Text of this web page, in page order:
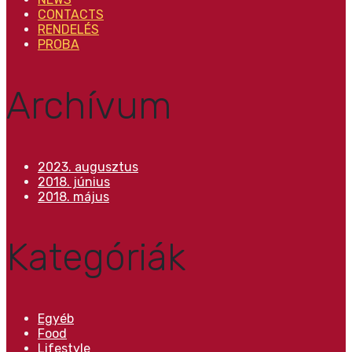
CONTACTS
RENDELÉS
PROBA
Archívum
2023. augusztus
2018. június
2018. május
Kategóriák
Egyéb
Food
Lifestyle